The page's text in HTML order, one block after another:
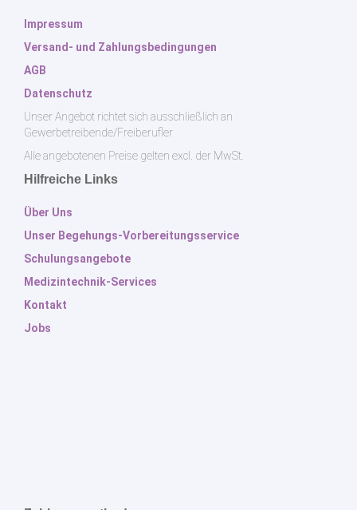
Impressum
Versand- und Zahlungsbedingungen
AGB
Datenschutz
Unser Angebot richtet sich ausschließlich an
Gewerbetreibende/Freiberufler
Alle angebotenen Preise gelten excl. der MwSt.
Hilfreiche Links
Über Uns
Unser Begehungs-Vorbereitungsservice
Schulungsangebote
Medizintechnik-Services
Kontakt
Jobs